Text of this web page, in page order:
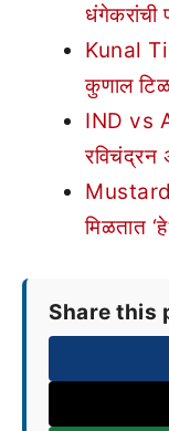
धंगेकरांची
Kunal
कुणाल
IND vs
रविचंद्रन
Mustard
मिळतात
Share this